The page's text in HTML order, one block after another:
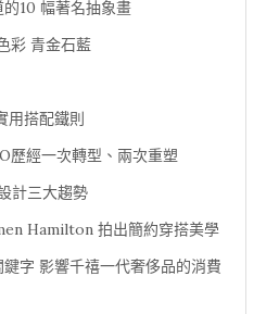
10 幅著名抽象畫
彩 青金石藍
用搭配鐵則
歷經一次轉型、兩次重塑
計三大趨勢
Hamilton 拍出簡約穿搭美學
鍵字 影響千禧一代奢侈品的消費